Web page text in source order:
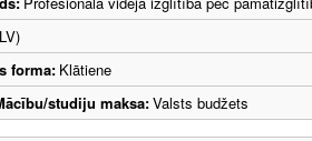
forma: Klātiene
studiju maksa:Valsts budžets